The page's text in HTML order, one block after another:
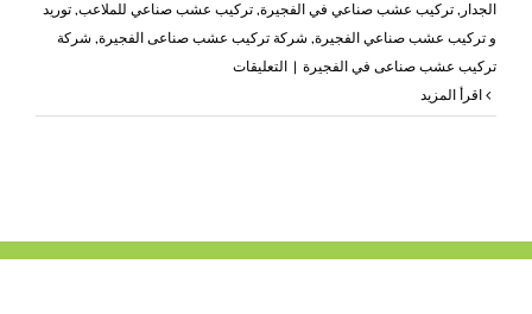
الجدار , تركيب عشب صناعي في الفجيرة, تركيب عشب صناعي للملاعب, توريد
و تركيب عشب صناعي الفجيرة, شركة تركيب عشب صناعى الفجيرة, شركة
تركيب عشب صناعى في الفجيرة | التعليقاتعلى
عشب
صناعي